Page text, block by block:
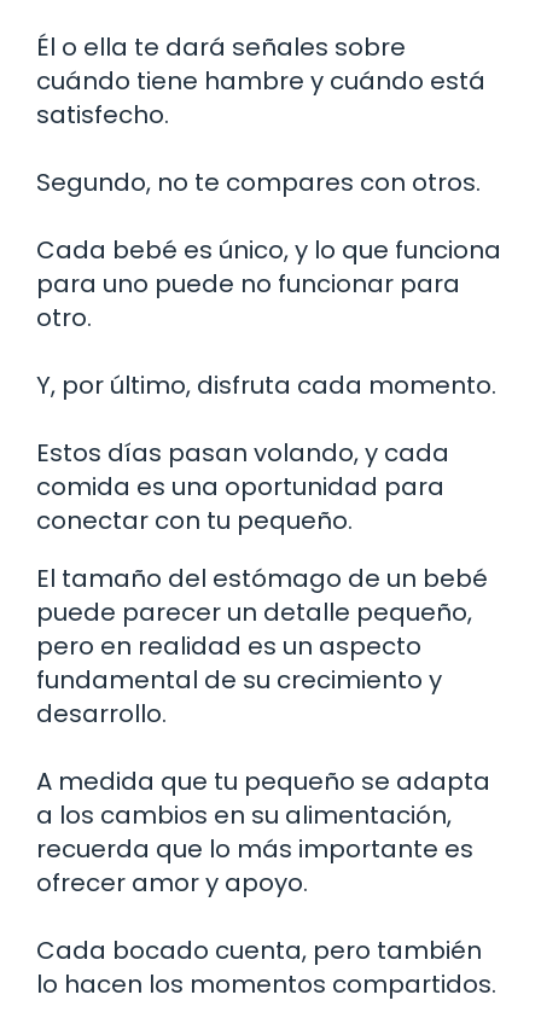
Él o ella te dará señales sobre
cuándo tiene hambre y cuándo está
satisfecho.
Segundo, no te compares con otros.
Cada bebé es único, y lo que funciona
para uno puede no funcionar para
otro.
Y, por último, disfruta cada momento.
Estos días pasan volando, y cada
comida es una oportunidad para
conectar con tu pequeño.
El tamaño del estómago de un bebé
puede parecer un detalle pequeño,
pero en realidad es un aspecto
fundamental de su crecimiento y
desarrollo.
A medida que tu pequeño se adapta
a los cambios en su alimentación,
recuerda que lo más importante es
ofrecer amor y apoyo.
Cada bocado cuenta, pero también
lo hacen los momentos compartidos.